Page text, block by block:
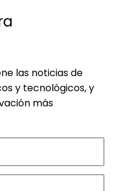
las noticias de
y tecnológicos, y
más